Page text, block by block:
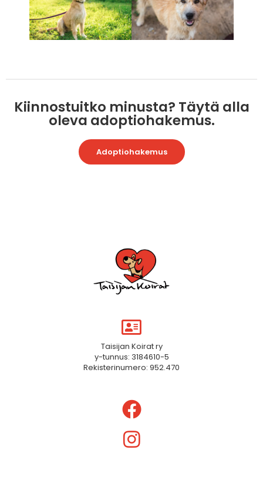
Kiinnostuitko minusta? Täytä alla
oleva adoptiohakemus.
Adoptiohakemus
Taisijan Koirat ry
y-tunnus: 3184610-5
Rekisterinumero: 952.470